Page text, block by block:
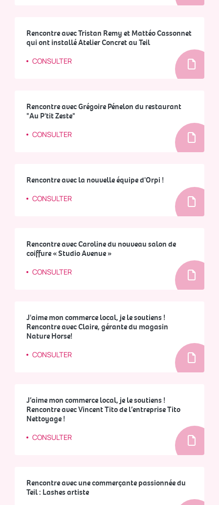
Rencontre avec Tristan Remy et Mattéo Cassonnet
qui ont installé Atelier Concret au Teil
CONSULTER
Rencontre avec Grégoire Pénelon du restaurant
"Au P'tit Zeste"
CONSULTER
Rencontre avec la nouvelle équipe d'Orpi !
CONSULTER
Rencontre avec Caroline du nouveau salon de
coiffure « Studio Avenue »
CONSULTER
J'aime mon commerce local, je le soutiens !
Rencontre avec Claire, gérante du magasin
Nature Horse!
CONSULTER
J’aime mon commerce local, je le soutiens !
Rencontre avec Vincent Tito de l’entreprise Tito
Nettoyage !
CONSULTER
Rencontre avec une commerçante passionnée du
Teil : Lashes artiste